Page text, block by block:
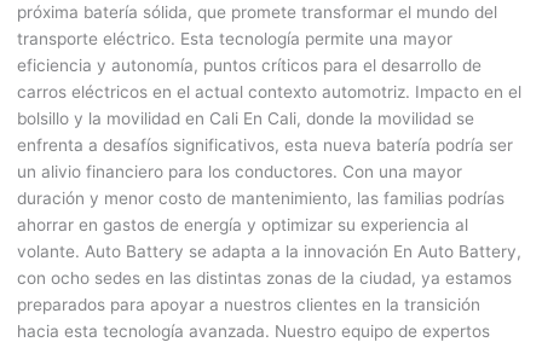
próxima batería sólida, que promete transformar el mundo del
transporte eléctrico. Esta tecnología permite una mayor
eficiencia y autonomía, puntos críticos para el desarrollo de
carros eléctricos en el actual contexto automotriz. Impacto en el
bolsillo y la movilidad en Cali En Cali, donde la movilidad se
enfrenta a desafíos significativos, esta nueva batería podría ser
un alivio financiero para los conductores. Con una mayor
duración y menor costo de mantenimiento, las familias podrías
ahorrar en gastos de energía y optimizar su experiencia al
volante. Auto Battery se adapta a la innovación En Auto Battery,
con ocho sedes en las distintas zonas de la ciudad, ya estamos
preparados para apoyar a nuestros clientes en la transición
hacia esta tecnología avanzada. Nuestro equipo de expertos